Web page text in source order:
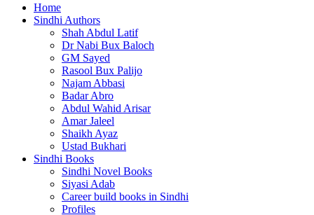
Home
Sindhi Authors
Shah Abdul Latif
Dr Nabi Bux Baloch
GM Sayed
Rasool Bux Palijo
Najam Abbasi
Badar Abro
Abdul Wahid Arisar
Amar Jaleel
Shaikh Ayaz
Ustad Bukhari
Sindhi Books
Sindhi Novel Books
Siyasi Adab
Career build books in Sindhi
Profiles